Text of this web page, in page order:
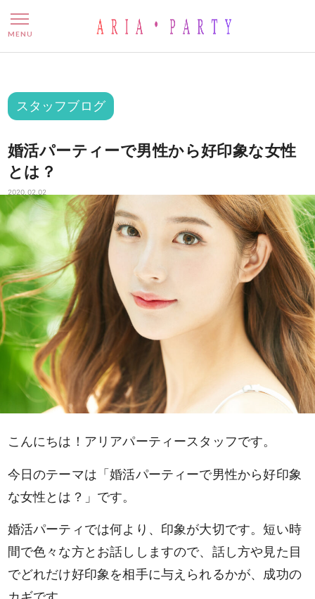
婚活パーティーで男性から好
MENU
スタッフブログ
婚活パーティーで男性から好印象な女性
とは？
2020.02.02
こんにちは！アリアパーティースタッフです。
今日のテーマは「婚活パーティーで男性から好印象
な女性とは？」です。
婚活パーティでは何より、印象が大切です。短い時
間で色々な方とお話ししますので、話し方や見た目
でどれだけ好印象を相手に与えられるかが、成功の